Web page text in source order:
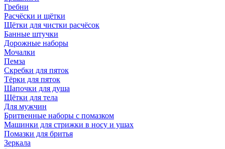
Гребни
Расчёски и щётки
Щётки для чистки расчёсок
Банные штучки
Дорожные наборы
Мочалки
Пемза
Скребки для пяток
Тёрки для пяток
Шапочки для душа
Щётки для тела
Для мужчин
Бритвенные наборы с помазком
Машинки для стрижки в носу и ушах
Помазки для бритья
Зеркала